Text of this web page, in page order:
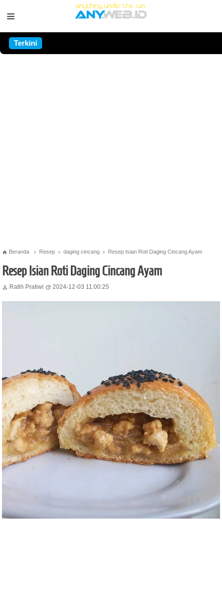
≡
Terkini
 Beranda  Resep  daging cincang  Resep Isian Roti Daging Cincang Ayam
Resep Isian Roti Daging Cincang Ayam
 Ratih Pratiwi  2024-12-03 11:00:25